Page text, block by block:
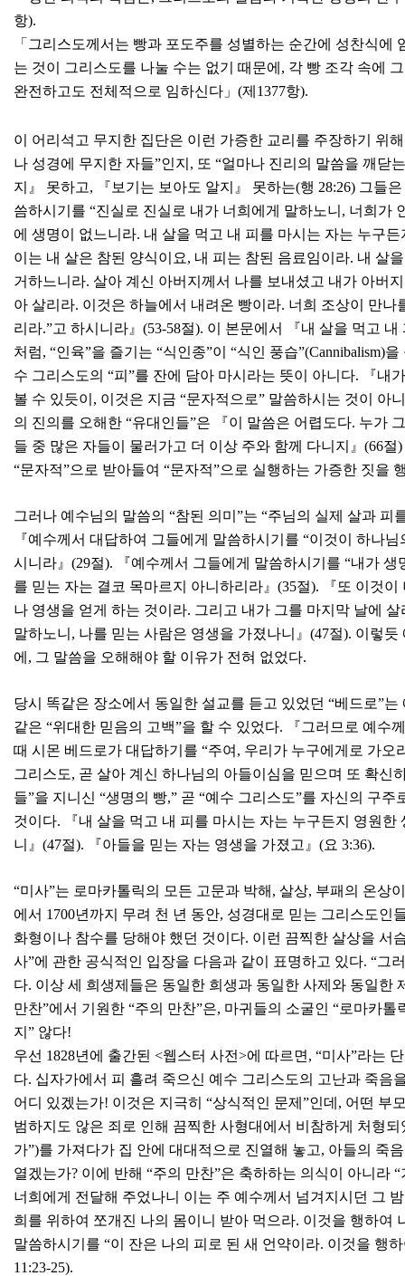
항).
「그리스도께서는 빵과 포도주를 성별하는 순간에 성찬식
는 것이 그리스도를 나눌 수는 없기 때문에, 각 빵 조각 속에
완전하고도 전체적으로 임하신다」(제1377항).
이 어리석고 무지한 집단은 이런 가증한 교리를 주장하기 위
나 성경에 무지한 자들”인지, 또 “얼마나 진리의 말씀을 깨닫
지』 못하고, 『보기는 보아도 알지』 못하는(행 28:26) 그들
씀하시기를 “진실로 진실로 내가 너희에게 말하노니, 너희가
에 생명이 없느니라. 내 살을 먹고 내 피를 마시는 자는 누구
이는 내 살은 참된 양식이요, 내 피는 참된 음료임이라. 내 살
거하느니라. 살아 계신 아버지께서 나를 보내셨고 내가 아버
아 살리라. 이것은 하늘에서 내려온 빵이라. 너희 조상이 만
리라.”고 하시니라』(53-58절). 이 본문에서 『내 살을 먹고
처럼, “인육”을 즐기는 “식인종”이 “식인 풍습”(Cannibalism)
수 그리스도의 “피”를 잔에 담아 마시라는 뜻이 아니다. 『내
볼 수 있듯이, 이것은 지금 “문자적으로” 말씀하시는 것이 아
의 진의를 오해한 “유대인들”은 『이 말씀은 어렵도다. 누가
들 중 많은 자들이 물러가고 더 이상 주와 함께 다니지』(66
“문자적”으로 받아들여 “문자적”으로 실행하는 가증한 짓을
그러나 예수님의 말씀의 “참된 의미”는 “주님의 실제 살과
『예수께서 대답하여 그들에게 말씀하시기를 “이것이 하나
시니라』(29절). 『예수께서 그들에게 말씀하시기를 “내가
를 믿는 자는 결코 목마르지 아니하리라』(35절). 『또 이것
나 영생을 얻게 하는 것이라. 그리고 내가 그를 마지막 날에
말하노니, 나를 믿는 사람은 영생을 가졌나니』(47절). 이렇
에, 그 말씀을 오해해야 할 이유가 전혀 없었다.
당시 똑같은 장소에서 동일한 설교를 듣고 있었던 “베드로”
같은 “위대한 믿음의 고백”을 할 수 있었다. 『그러므로 예수
때 시몬 베드로가 대답하기를 “주여, 우리가 누구에게로 가
그리스도, 곧 살아 계신 하나님의 아들이심을 믿으며 또 확신
들”을 지니신 “생명의 빵,” 곧 “예수 그리스도”를 자신의 구
것이다. 『내 살을 먹고 내 피를 마시는 자는 누구든지 영원
니』(47절). 『아들을 믿는 자는 영생을 가졌고』(요 3:36).
“미사”는 로마카톨릭의 모든 고문과 박해, 살상, 부패의 온상
에서 1700년까지 무려 천 년 동안, 성경대로 믿는 그리스도
화형이나 참수를 당해야 했던 것이다. 이런 끔찍한 살상을 서
사”에 관한 공식적인 입장을 다음과 같이 표명하고 있다. “그
다. 이상 세 희생제들은 동일한 희생과 동일한 사제와 동일한
만찬”에서 기원한 “주의 만찬”은, 마귀들의 소굴인 “로마카
지” 않다!
우선 1828년에 출간된 <웹스터 사전>에 따르면, “미사”라는
다. 십자가에서 피 흘려 죽으신 예수 그리스도의 고난과 죽음
어디 있겠는가! 이것은 지극히 “상식적인 문제”인데, 어떤
범하지도 않은 죄로 인해 끔찍한 사형대에서 비참하게 처형
가”)를 가져다가 집 안에 대대적으로 진열해 놓고, 아들의 죽
열겠는가? 이에 반해 “주의 만찬”은 축하하는 의식이 아니라
너희에게 전달해 주었나니 이는 주 예수께서 넘겨지시던 그
희를 위하여 쪼개진 나의 몸이니 받아 먹으라. 이것을 행하여
말씀하시기를 “이 잔은 나의 피로 된 새 언약이라. 이것을 행
11:23-25).